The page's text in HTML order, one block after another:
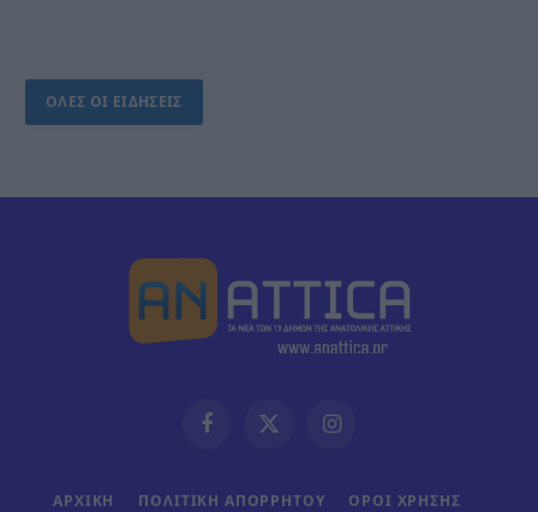
ΟΛΕΣ ΟΙ ΕΙΔΗΣΕΙΣ
FacebookX
Instagram
ΑΡΧΙΚΗ ΠΟΛΙΤΙΚΗ ΑΠΟΡΡΗΤΟΥ ΟΡΟΙ ΧΡΗΣΗΣ